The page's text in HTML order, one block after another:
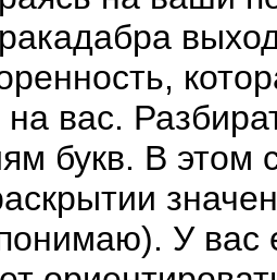
вас.
букв. В
У вас